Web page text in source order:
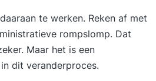
in uw directe omgeving
waarbij de training
Trainer Uw
oud-journalist en ex-
te werken. Reken af met
rompslomp. Dat
Maar het is een
dit veranderproces.